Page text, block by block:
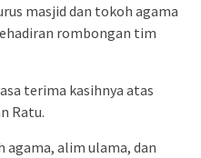
masjid dan tokoh agama
rombongan tim
terima kasihnya atas
Ratu.
agama, alim ulama, dan